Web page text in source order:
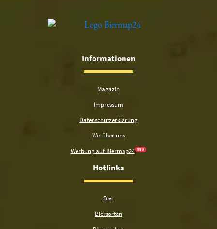
Informationen
Magazin
Impressum
Datenschutzerklärung
Wir über uns
Werbung auf Biermap24 N E U
Hotlinks
Bier
Biersorten